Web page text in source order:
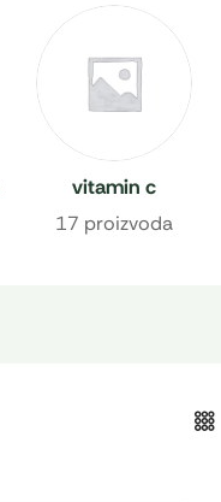
vitamin c
17 proizvoda